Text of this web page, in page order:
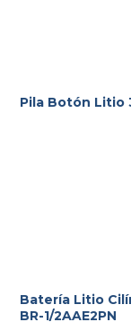
Pila Botón Litio
Batería Litio
BR-1/2AAE2PN